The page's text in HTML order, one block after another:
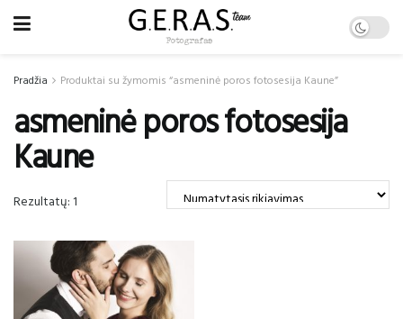
Pradžia Produktai su žymomis “asmeninė poros fotosesija Kaune”
asmeninė poros fotosesija
Kaune
Rezultatų: 1